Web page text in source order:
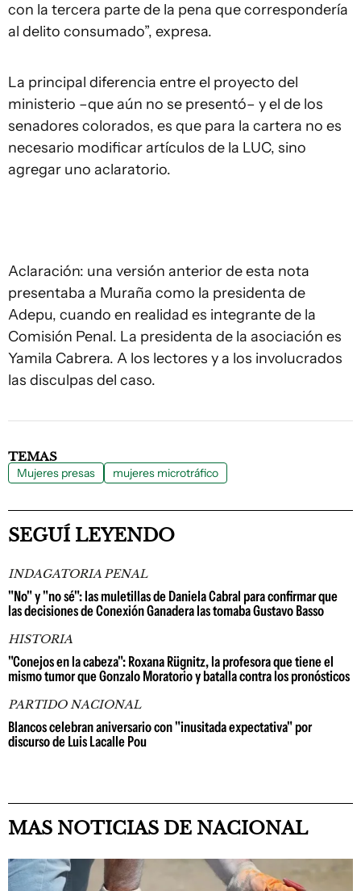
con la tercera parte de la pena que correspondería
al delito consumado”, expresa.
La principal diferencia entre el proyecto del
ministerio –que aún no se presentó– y el de los
senadores colorados, es que para la cartera no es
necesario modificar artículos de la LUC, sino
agregar uno aclaratorio.
Aclaración: una versión anterior de esta nota
presentaba a Muraña como la presidenta de
Adepu, cuando en realidad es integrante de la
Comisión Penal. La presidenta de la asociación es
Yamila Cabrera. A los lectores y a los involucrados
las disculpas del caso.
TEMAS
Mujeres presas mujeres microtráfico
SEGUÍ LEYENDO
INDAGATORIA PENAL
"No" y "no sé": las muletillas de Daniela Cabral para confirmar que
las decisiones de Conexión Ganadera las tomaba Gustavo Basso
HISTORIA
"Conejos en la cabeza": Roxana Rügnitz, la profesora que tiene el
mismo tumor que Gonzalo Moratorio y batalla contra los pronósticos
PARTIDO NACIONAL
Blancos celebran aniversario con "inusitada expectativa" por
discurso de Luis Lacalle Pou
MAS NOTICIAS DE NACIONAL